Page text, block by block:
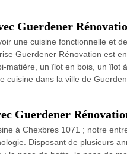
Guerdener
une cuisine fonctionnelle et
Guerdener Rénovation est
matière, un îlot en bois, un
cuisine dans la ville de
Guerdener
à Chexbres 1071 ; notre
Disposant de plusieurs